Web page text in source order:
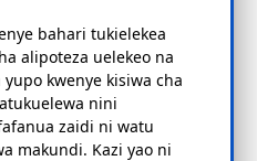
bahari tukielekea
alipoteza uelekeo na
kwenye kisiwa cha
nini
zaidi ni watu
makundi. Kazi yao ni